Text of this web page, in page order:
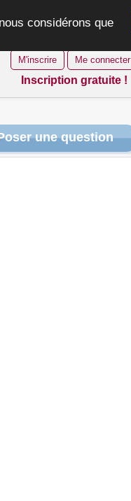
considérons que
M'inscrire Me connecter
Inscription gratuite !
une question